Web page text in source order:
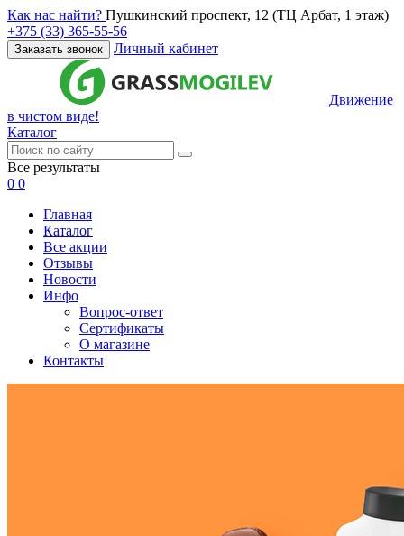
Как нас найти? Пушкинский проспект, 12 (ТЦ Арбат, 1 этаж)
+375 (33) 365-55-56
Заказать звонок Личный кабинет
Движение
в чистом виде!
Каталог
Все результаты
0 0
Главная
Каталог
Все акции
Отзывы
Новости
Инфо
Вопрос-ответ
Сертификаты
О магазине
Контакты